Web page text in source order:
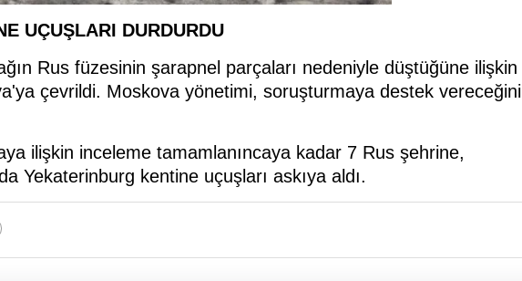
UÇUŞLARI DURDURDU
Rus füzesinin şarapnel parçaları nedeniyle düştüğüne ilişkin
çevrildi. Moskova yönetimi, soruşturmaya destek vereceğini
ilişkin inceleme tamamlanıncaya kadar 7 Rus şehrine,
Yekaterinburg kentine uçuşları askıya aldı.